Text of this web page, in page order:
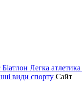
Біатлон Легка атлетика
види спорту Сайт